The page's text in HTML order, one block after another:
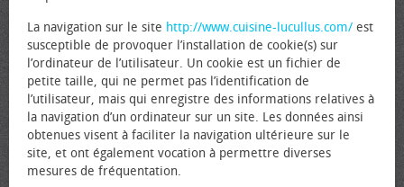
La navigation sur le site http://www.cuisine-lucullus.com/ est
susceptible de provoquer l’installation de cookie(s) sur
l’ordinateur de l’utilisateur. Un cookie est un fichier de
petite taille, qui ne permet pas l’identification de
l’utilisateur, mais qui enregistre des informations relatives à
la navigation d’un ordinateur sur un site. Les données ainsi
obtenues visent à faciliter la navigation ultérieure sur le
site, et ont également vocation à permettre diverses
mesures de fréquentation.